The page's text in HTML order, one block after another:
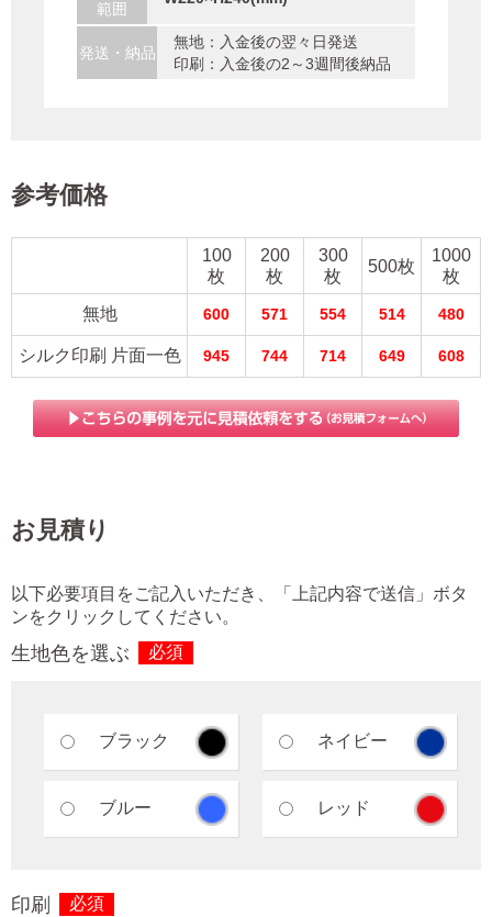
範囲
発送・納品
無地：入金後の翌々日発送
印刷：入金後の2～3週間後納品
参考価格
100
枚
200
枚
300
枚
500枚
1000
枚
無地
600 571 554 514 480
シルク印刷 片面一色 945 744 714 649 608
お見積り
以下必要項目をご記入いただき、「上記内容で送信」ボタ
ンをクリックしてください。
生地色を選ぶ 必須
ブラック ネイビー
ブルー レッド
印刷 必須